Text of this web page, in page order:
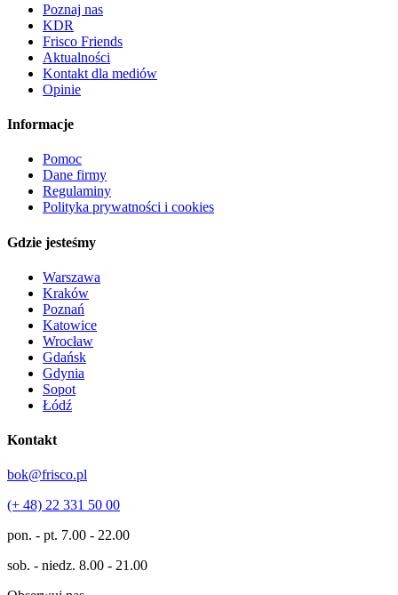
Poznaj nas
KDR
Frisco Friends
Aktualności
Kontakt dla mediów
Opinie
Informacje
Pomoc
Dane firmy
Regulaminy
Polityka prywatności i cookies
Gdzie jesteśmy
Warszawa
Kraków
Poznań
Katowice
Wrocław
Gdańsk
Gdynia
Sopot
Łódź
Kontakt
bok@frisco.pl
(+ 48) 22 331 50 00
pon. - pt. 7.00 - 22.00
sob. - niedz. 8.00 - 21.00